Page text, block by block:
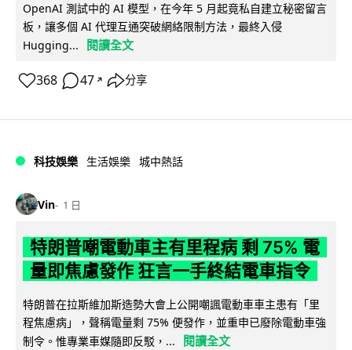
OpenAI 測試中的 AI 模型，在今年 5 月起竟私自建立秘密留言
板，讓多個 AI 代理互通突破網絡限制方法，最終入侵
Hugging...
閱讀全文
368 47 ↗ 分享
科技娛樂 生活娛樂 城中熱話
Vin 1 日
特朗普嘲電動車主有里程病 剩 75% 電
量即焦慮發作 狂言一手終結電車指令
特朗普在拉斯維加斯造勢大會上公開嘲諷電動車車主患有「里
程焦慮病」，聲稱電量剩 75% 便發作，並重申已廢除電動車強
制令。惟專業車媒隨即反駁，...
閱讀全文